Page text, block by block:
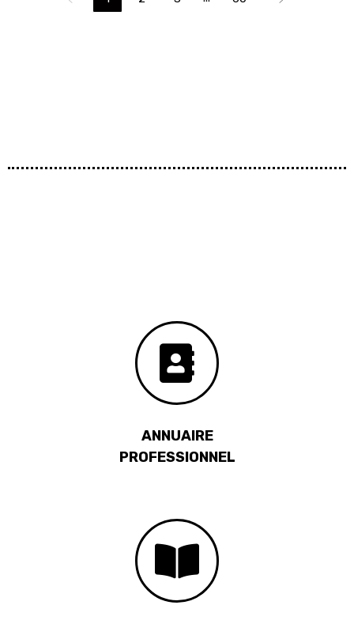
ANNUAIRE
PROFESSIONNEL